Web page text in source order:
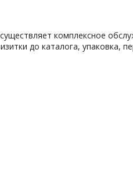
комплексное
до каталога, упаковка,